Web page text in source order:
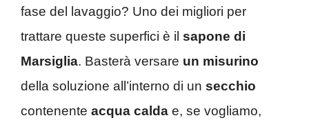
fase del lavaggio? Uno dei migliori per
trattare queste superfici è il sapone di
Marsiglia. Basterà versare un misurino
della soluzione all’interno di un secchio
contenente acqua calda e, se vogliamo,